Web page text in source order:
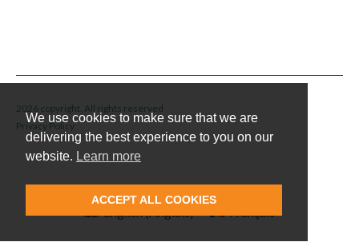
2026 copyright. All rights reserved
Privacy Policy
English(Anglais) Français
We use cookies to make sure that we are
delivering the best experience to you on our
website. Learn more
ACCEPT ALL COOKIES